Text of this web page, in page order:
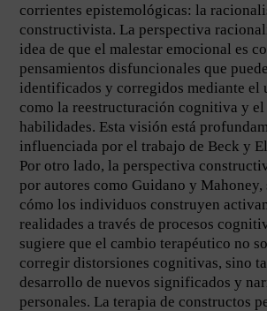
corrientes epistemológicas: la
constructivista. La perspectiva
idea de que el malestar emocional es
pensamientos disfuncionales que
identificados y corregidos mediante el
como la reestructuración cognitiva y el
habilidades. Esta visión está
influenciada por el trabajo de Beck y
Por otro lado, la perspectiva
por autores como Guidano y Mahoney,
cómo los individuos construyen
realidades a través de procesos
sugiere que el cambio terapéutico no
corregir distorsiones cognitivas, sino
desarrollo de nuevos significados y
personales. La terapia de constructos